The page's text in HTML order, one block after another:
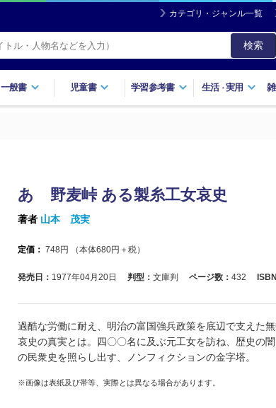
カテゴリ・ジャンル一覧
検索
一般書 児童書 学習参考書 生活・実用
あゝ野麦峠 ある製糸工女哀史
著者 山本 茂実
定価： 748円 （本体680円＋税）
発売日： 1977年04月20日 判型： 文庫判 ページ数： 432
過酷な労働に耐え、明治の富国強兵政策を底辺で支えた
哀史の真実とは。四〇〇名に及ぶ元工女を訪ね、歴史の
の民衆史を照らし出す、ノンフィクションの金字塔。
※画像は表紙及び帯等、実際とは異なる場合があります。